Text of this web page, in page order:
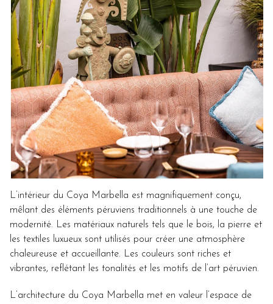
L’intérieur du Coya Marbella est magnifiquement conçu,
mêlant des éléments péruviens traditionnels à une touche de
modernité. Les matériaux naturels tels que le bois, la pierre et
les textiles luxueux sont utilisés pour créer une atmosphère
chaleureuse et accueillante. Les couleurs sont riches et
vibrantes, reflétant les tonalités et les motifs de l’art péruvien.
L’architecture du Coya Marbella met en valeur l’espace de